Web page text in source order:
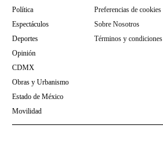
Política
Espectáculos
Deportes
Opinión
CDMX
Obras y Urbanismo
Estado de México
Movilidad
Preferencias de cookies
Sobre Nosotros
Términos y condiciones